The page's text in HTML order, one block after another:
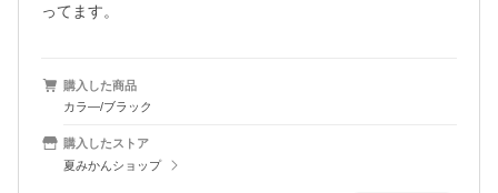
ってます。
購入した商品
カラ―/ブラック
購入したストア
夏みかんショップ